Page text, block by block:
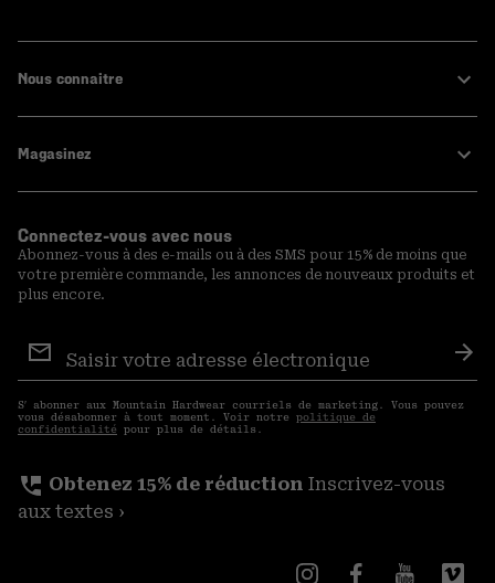
Nous connaitre
Magasinez
Connectez-vous avec nous
Abonnez-vous à des e-mails ou à des SMS pour 15% de moins que
votre première commande, les annonces de nouveaux produits et
plus encore.
aux
courriels
S′ abonner aux Mountain Hardwear courriels de marketing. Vous pouvez
vous désabonner à tout moment. Voir notre politique de
confidentialité pour plus de détails.
perm_phone_msg Obtenez 15% de réduction Inscrivez-vous
aux textes ›